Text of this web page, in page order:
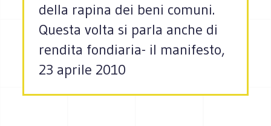
della rapina dei beni comuni.
Questa volta si parla anche di
rendita fondiaria- il manifesto,
23 aprile 2010